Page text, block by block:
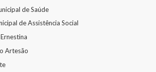
de Saúde
de Assistência Social
Artesão